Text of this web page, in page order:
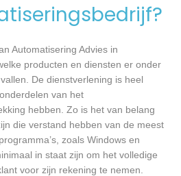
Automatisering Advies in
producten en diensten er onder
De dienstverlening is heel
van het
hebben. Zo is het van belang
die verstand hebben van de meest
zoals Windows en
in staat zijn om het volledige
voor zijn rekening te nemen.